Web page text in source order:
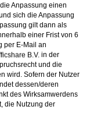
Anpassung einen
sich die Anpassung
gilt dann als
einer Frist von 6
per E-Mail an
in der
und die
wird. Sofern der Nutzer
dessen/deren
des Wirksamwerdens
die Nutzung der